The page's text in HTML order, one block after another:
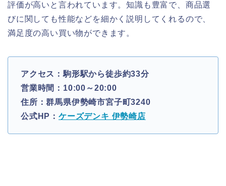
評価が高いと言われています。知識も豊富で、商品選
びに関しても性能などを細かく説明してくれるので、
満足度の高い買い物ができます。
アクセス：駒形駅から徒歩約33分
営業時間：10:00～20:00
住所：群馬県伊勢崎市宮子町3240
公式HP： ケーズデンキ 伊勢崎店